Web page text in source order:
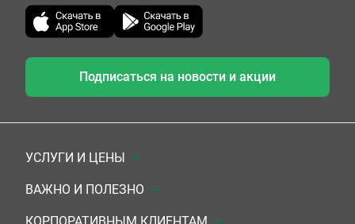
Подписаться на новости и акции
УСЛУГИ И ЦЕНЫ
Анализы
ВАЖНО И ПОЛЕЗНО